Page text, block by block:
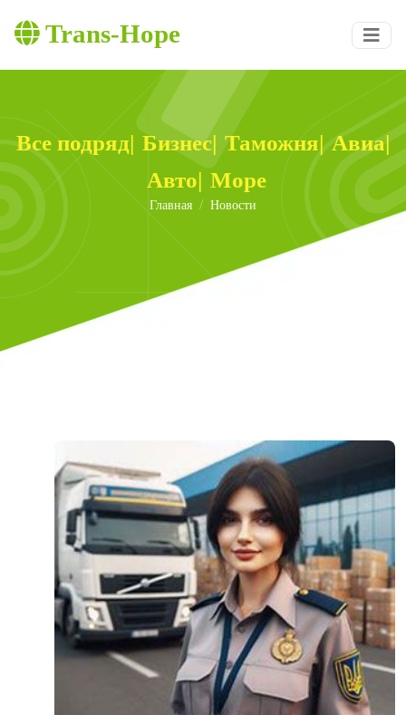
Trans-Hope
Все подряд| Бизнес| Таможня| Авиа|
Авто| Море
Главная Новости